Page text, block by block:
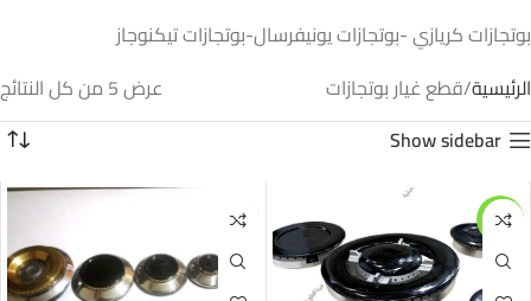
بوتجازات كريازي -بوتجازات يونيفرسال-بوتجازات تيكنوجاز
الرئيسية قطع غيار بوتجازات
عرض ⁦5⁩ من كل النتائج
Show sidebar
-12%